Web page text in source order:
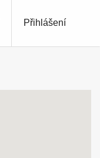
Přihlášení